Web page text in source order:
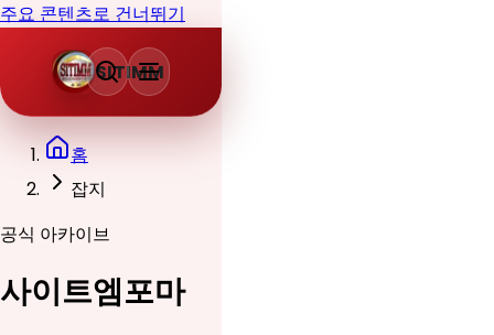
주요 콘텐츠로 건너뛰기
SITIMM
홈
잡지
공식 아카이브
사이트엠포마